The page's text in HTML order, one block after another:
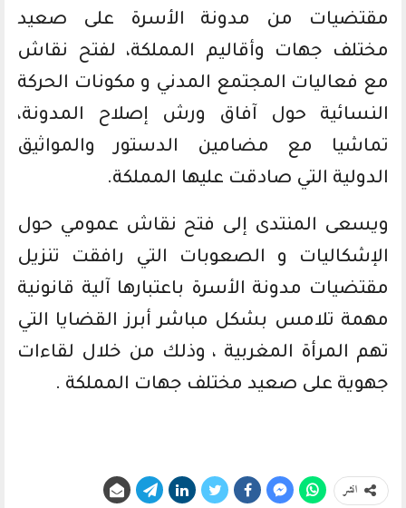
مقتضيات من مدونة الأسرة على صعيد
مختلف جهات وأقاليم المملكة، لفتح نقاش
مع فعاليات المجتمع المدني و مكونات الحركة
النسائية حول آفاق ورش إصلاح المدونة،
تماشيا مع مضامين الدستور والمواثيق
الدولية التي صادقت عليها المملكة.
ويسعى المنتدى إلى فتح نقاش عمومي حول
الإشكاليات و الصعوبات التي رافقت تنزيل
مقتضيات مدونة الأسرة باعتبارها آلية قانونية
مهمة تلامس بشكل مباشر أبرز القضايا التي
تهم المرأة المغربية ، وذلك من خلال لقاءات
جهوية على صعيد مختلف جهات المملكة .
انشر